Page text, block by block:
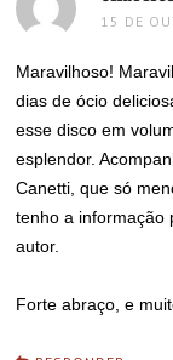
15 DE
Maravilhoso!
dias de ócio
esse disco em
esplendor.
Canetti, que só
tenho a informação
autor.
Forte abraço, e